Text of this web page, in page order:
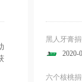
黑人牙膏
2020-
六个核桃